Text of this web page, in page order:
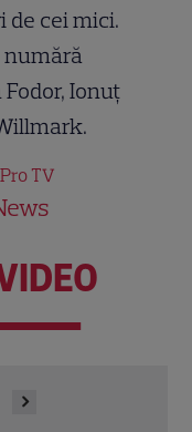
de cei mici.
numără
Ionuț
Pro TV